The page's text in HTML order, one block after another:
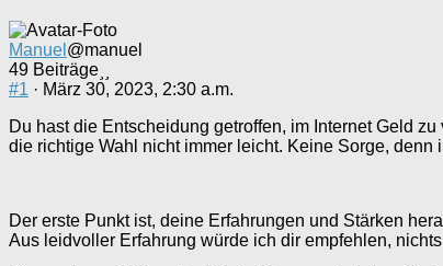
Manuel @manuel
49 Beiträge
#1 · März 30, 2023, 2:30 a.m.
Du hast die Entscheidung getroffen, im Internet Geld
die richtige Wahl nicht immer leicht. Keine Sorge,
Der erste Punkt ist, deine Erfahrungen und Stärken
Aus leidvoller Erfahrung würde ich dir empfehlen,